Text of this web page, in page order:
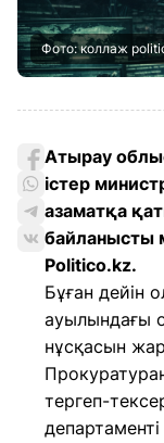
Фото: коллаж
Атырау
істер
азаматқа
байланысты
Politico.kz.
Бұған дейін
ауылындағы
нұсқасын
тергеп-